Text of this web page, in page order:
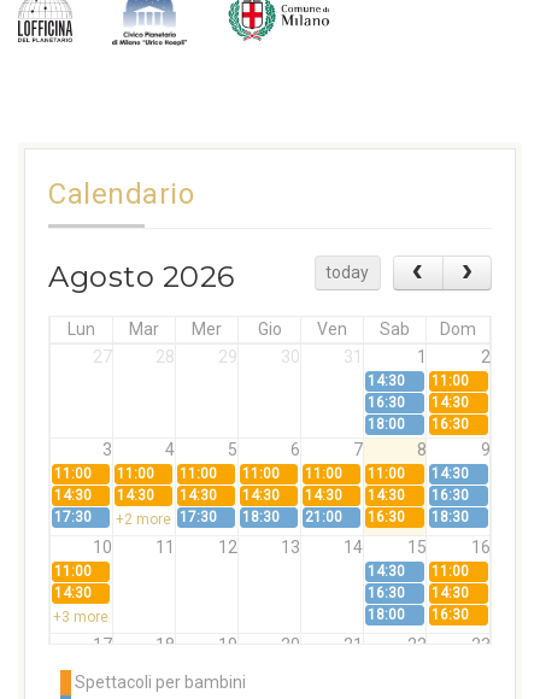
Calendario
Agosto 2026 today
Lun Mar Mer Gio Ven Sab
Dom
27
28 29 30 31 1 2
14:30
11:00
16:30
14:30
18:00
16:30
3 4 5 6 7 8 9
11:00 11:00 11:00 11:00 11:00 11:00
14:30
14:30
14:30 14:30 14:30 14:30 14:30
16:30
17:30
+2 more 17:30 18:30 21:00 16:30 18:30
10 11 12 13 14 15 16
11:00 14:30
11:00
14:30
16:30
14:30
+3 more
18:00 16:30
17 18 19 20 21 22 23
11:00
14:30
14:30 14:30 14:30
Spettacoli per bambini